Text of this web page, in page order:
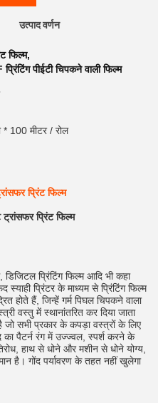
उत्पाद वर्णन
फिल्म,
प्रिंटिंग पीईटी चिपकने वाली फिल्म
* 100 मीटर / रोल
प्रिंट फिल्म
ट्रांसफर प्रिंट फिल्म
डिजिटल प्रिंटिंग फिल्म आदि भी कहा
स्याही प्रिंटर के माध्यम से प्रिंटिंग फिल्म
होते हैं, जिन्हें गर्म पिघल चिपकने वाला
वस्तु में स्थानांतरित कर दिया जाता
जो सभी प्रकार के कपड़ा वस्त्रों के लिए
पैटर्न रंग में उज्ज्वल, स्पर्श करने के
हाथ से धोने और मशीन से धोने योग्य,
है। गोंद पर्यावरण के तहत नहीं खुलेगा